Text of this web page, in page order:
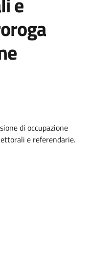
di occupazione
e referendarie.